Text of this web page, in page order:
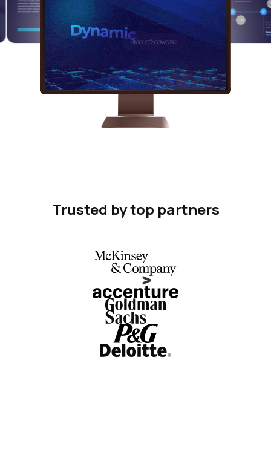
Trusted by top partners